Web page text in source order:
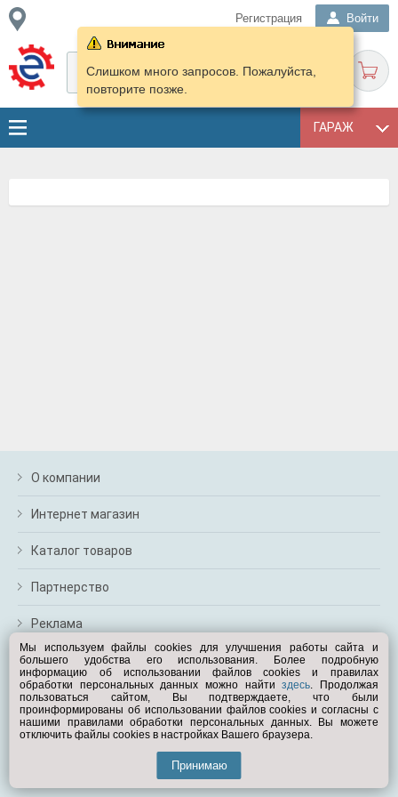
Регистрация Войти
ГАРАЖ
Слишком много запросов. Пожалуйста,
повторите позже.
О компании
Интернет магазин
Каталог товаров
Партнерство
Реклама
Перейти на полную версию
Вам помочь?
© Exist.ru 1998—2026
Мы используем файлы cookies для улучшения работы сайта и
большего удобства его использования. Более подробную
информацию об использовании файлов cookies и правилах
обработки персональных данных можно найтиздесь. Продолжая
пользоваться сайтом, Вы подтверждаете, что были
проинформированы об использовании файлов cookies и согласны с
нашими правилами обработки персональных данных. Вы можете
отключить файлы cookies в настройках Вашего браузера.
Принимаю